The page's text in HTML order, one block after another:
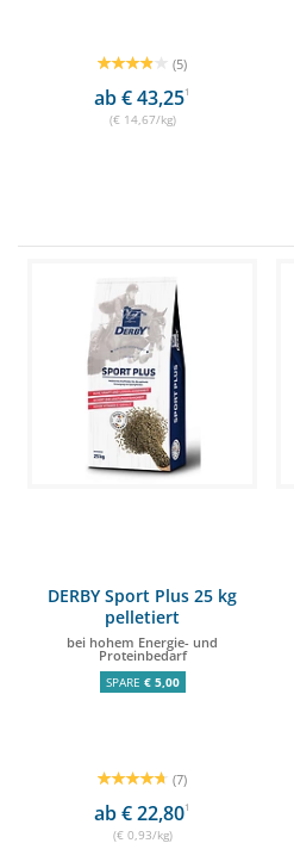
(5)
ab € 43,251
(€ 14,67/kg)
DERBY Sport Plus 25 kg
pelletiert
bei hohem Energie- und
Proteinbedarf
SPARE € 5,00
(7)
ab € 22,801
(€ 0,93/kg)